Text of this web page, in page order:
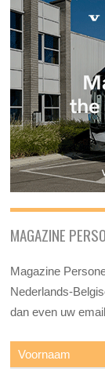
MAGAZINE
Magazine
Nederlands-
dan even uw